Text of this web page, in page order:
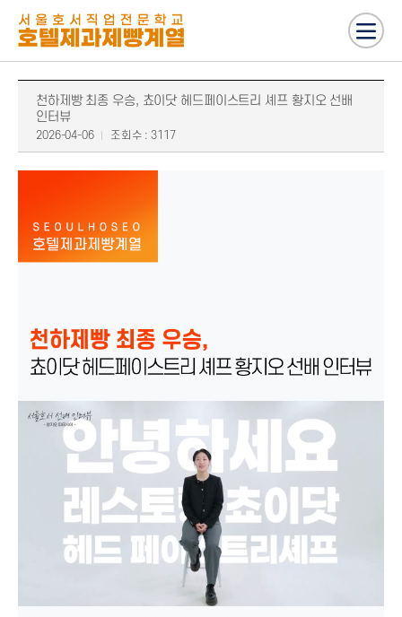
천하제빵 최종 우승, 쵸이닷 헤드페이스트리 셰프 황지오 선배
인터뷰
2026-04-06 조회수 : 3117